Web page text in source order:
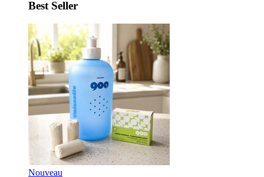
Best Seller
Nouveau